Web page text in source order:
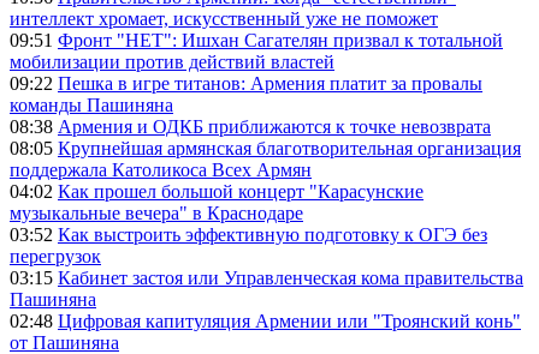
интеллект хромает, искусственный уже не поможет
09:51 Фронт "НЕТ": Ишхан Сагателян призвал к тотальной
мобилизации против действий властей
09:22 Пешка в игре титанов: Армения платит за провалы
команды Пашиняна
08:38 Армения и ОДКБ приближаются к точке невозврата
08:05 Крупнейшая армянская благотворительная организация
поддержала Католикоса Всех Армян
04:02 Как прошел большой концерт "Карасунские
музыкальные вечера" в Краснодаре
03:52 Как выстроить эффективную подготовку к ОГЭ без
перегрузок
03:15 Кабинет застоя или Управленческая кома правительства
Пашиняна
02:48 Цифровая капитуляция Армении или "Троянский конь"
от Пашиняна